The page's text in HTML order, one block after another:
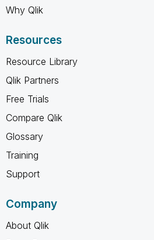
Why Qlik
Resources
Resource Library
Qlik Partners
Free Trials
Compare Qlik
Glossary
Training
Support
Company
About Qlik